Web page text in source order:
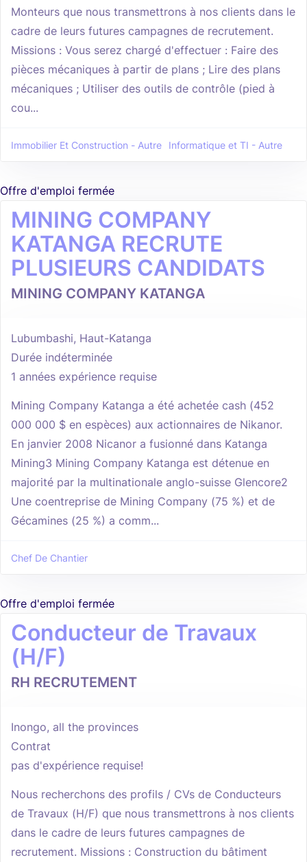
Monteurs que nous transmettrons à nos clients dans le
cadre de leurs futures campagnes de recrutement.
Missions : Vous serez chargé d'effectuer : Faire des
pièces mécaniques à partir de plans ; Lire des plans
mécaniques ; Utiliser des outils de contrôle (pied à
cou...
Immobilier Et Construction - Autre Informatique et TI - Autre
Offre d'emploi fermée
MINING COMPANY
KATANGA RECRUTE
PLUSIEURS CANDIDATS
MINING COMPANY KATANGA
Lubumbashi, Haut-Katanga
Durée indéterminée
1 années expérience requise
Mining Company Katanga a été achetée cash (452
000 000 $ en espèces) aux actionnaires de Nikanor.
En janvier 2008 Nicanor a fusionné dans Katanga
Mining3 Mining Company Katanga est détenue en
majorité par la multinationale anglo-suisse Glencore2
Une coentreprise de Mining Company (75 %) et de
Gécamines (25 %) a comm...
Chef De Chantier
Offre d'emploi fermée
Conducteur de Travaux
(H/F)
RH RECRUTEMENT
Inongo, all the provinces
Contrat
pas d'expérience requise!
Nous recherchons des profils / CVs de Conducteurs
de Travaux (H/F) que nous transmettrons à nos clients
dans le cadre de leurs futures campagnes de
recrutement. Missions : Construction du bâtiment